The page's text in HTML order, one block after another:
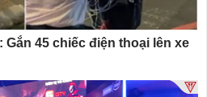
Gắn 45 chiếc điện thoại lên xe